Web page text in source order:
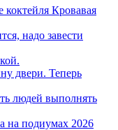
коктейля Кровавая
надо завести
двери. Теперь
людей выполнять
на подиумах 2026